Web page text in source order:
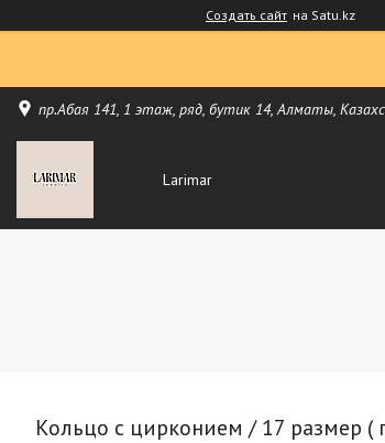
Создать сайт на Satu.kz
пр.Абая 141, 1 этаж, ряд, бутик 14, Алматы,
Larimar
Кольцо с цирконием / 17 размер (